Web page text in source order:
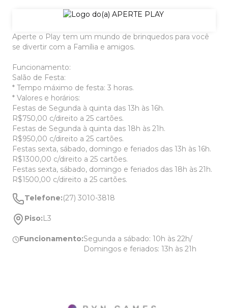
Aperte o Play tem um mundo de brinquedos para você
se divertir com a Família e amigos.
Funcionamento:
Salão de Festa:
* Tempo máximo de festa: 3 horas.
* Valores e horários:
Festas de Segunda à quinta das 13h às 16h.
R$750,00 c/direito a 25 cartões.
Festas de Segunda à quinta das 18h às 21h.
R$950,00 c/direito a 25 cartões.
Festas sexta, sábado, domingo e feriados das 13h às 16h.
R$1300,00 c/direito a 25 cartões.
Festas sexta, sábado, domingo e feriados das 18h às 21h.
R$1500,00 c/direito a 25 cartões.
Telefone:(27) 3010-3818
Piso: L3
Funcionamento:Segunda a sábado: 10h às 22h/
Domingos e feriados: 13h às 21h